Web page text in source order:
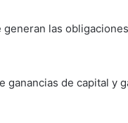
las
ganancias de capital y